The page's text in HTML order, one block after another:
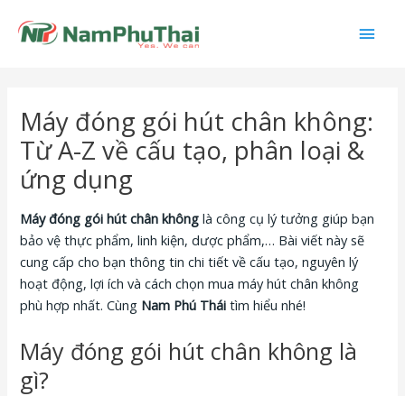
Máy đóng gói hút chân không:
Từ A-Z về cấu tạo, phân loại &
ứng dụng
Máy đóng gói hút chân không là công cụ lý tưởng giúp bạn
bảo vệ thực phẩm, linh kiện, dược phẩm,… Bài viết này sẽ
cung cấp cho bạn thông tin chi tiết về cấu tạo, nguyên lý
hoạt động, lợi ích và cách chọn mua máy hút chân không
phù hợp nhất. Cùng Nam Phú Thái tìm hiểu nhé!
Máy đóng gói hút chân không là
gì?